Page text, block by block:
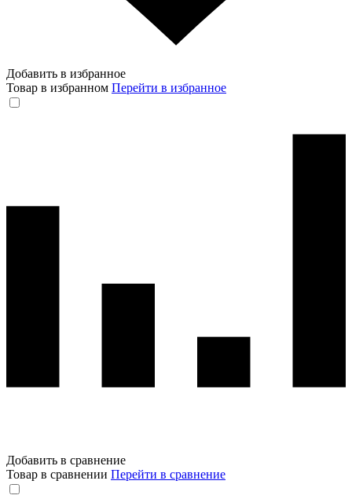
Добавить в избранное
Товар в избранном Перейти в избранное
Добавить в сравнение
Товар в сравнении Перейти в сравнение